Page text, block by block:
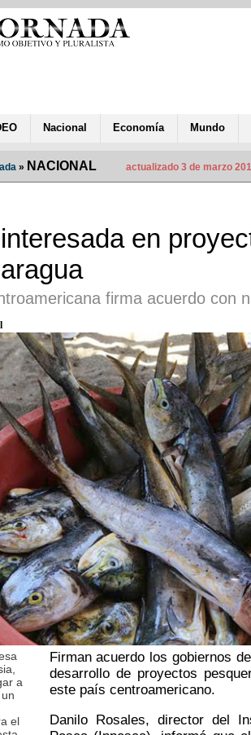
Nacional Economía Mundo
» NACIONAL actualizado 3 de marzo
en
firma acuerdo con
a
el
Firman acuerdo los gobiernos
desarrollo de proyectos
este país centroamericano.
Danilo Rosales, director del